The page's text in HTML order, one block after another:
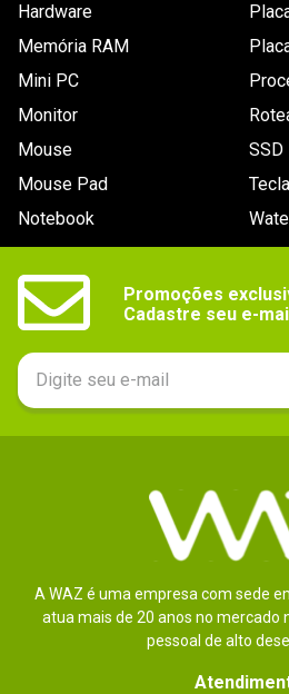
Hardware
Memória RAM
Mini PC
Monitor
Mouse
Mouse Pad
Notebook
SSD
Promoções
Cadastre seu e-
A WAZ é uma empresa com sede
atua mais de 20 anos no mercado
pessoal de alto
fractal